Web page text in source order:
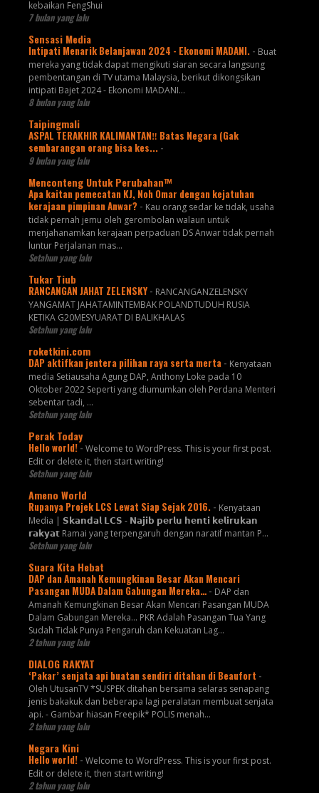
kebaikan FengShui
7 bulan yang lalu
Sensasi Media
Intipati Menarik Belanjawan 2024 - Ekonomi MADANI. - Buat
mereka yang tidak dapat mengikuti siaran secara langsung
pembentangan di TV utama Malaysia, berikut dikongsikan
intipati Bajet 2024 - Ekonomi MADANI...
8 bulan yang lalu
Taipingmali
ASPAL TERAKHIR KALIMANTAN‼️ Batas Negara (Gak
sembarangan orang bisa kes... -
9 bulan yang lalu
Menconteng Untuk Perubahan™
Apa kaitan pemecatan KJ, Noh Omar dengan kejatuhan
kerajaan pimpinan Anwar? - Kau orang sedar ke tidak, usaha
tidak pernah jemu oleh gerombolan walaun untuk
menjahanamkan kerajaan perpaduan DS Anwar tidak pernah
luntur Perjalanan mas...
Setahun yang lalu
Tukar Tiub
RANCANGAN JAHAT ZELENSKY - RANCANGANZELENSKY
YANGAMAT JAHATAMINTEMBAK POLANDTUDUH RUSIA
KETIKA G20MESYUARAT DI BALIKHALAS
Setahun yang lalu
roketkini.com
DAP aktifkan jentera pilihan raya serta merta - Kenyataan
media Setiausaha Agung DAP, Anthony Loke pada 10
Oktober 2022 Seperti yang diumumkan oleh Perdana Menteri
sebentar tadi, …
Setahun yang lalu
Perak Today
Hello world!- Welcome to WordPress. This is your first post.
Edit or delete it, then start writing!
Setahun yang lalu
Ameno World
Rupanya Projek LCS Lewat Siap Sejak 2016. - Kenyataan
Media | 𝗦𝗸𝗮𝗻𝗱𝗮𝗹 𝗟𝗖𝗦 - 𝗡𝗮𝗷𝗶𝗯 𝗽𝗲𝗿𝗹𝘂 𝗵𝗲𝗻𝘁𝗶 𝗸𝗲𝗹𝗶𝗿𝘂𝗸𝗮𝗻
𝗿𝗮𝗸𝘆𝗮𝘁 Ramai yang terpengaruh dengan naratif mantan P...
Setahun yang lalu
Suara Kita Hebat
DAP dan Amanah Kemungkinan Besar Akan Mencari
Pasangan MUDA Dalam Gabungan Mereka… - DAP dan
Amanah Kemungkinan Besar Akan Mencari Pasangan MUDA
Dalam Gabungan Mereka… PKR Adalah Pasangan Tua Yang
Sudah Tidak Punya Pengaruh dan Kekuatan Lag...
2 tahun yang lalu
DIALOG RAKYAT
‘Pakar’ senjata api buatan sendiri ditahan di Beaufort -
Oleh UtusanTV *SUSPEK ditahan bersama selaras senapang
jenis bakakuk dan beberapa lagi peralatan membuat senjata
api. - Gambar hiasan Freepik* POLIS menah...
2 tahun yang lalu
Negara Kini
Hello world! - Welcome to WordPress. This is your first post.
Edit or delete it, then start writing!
2 tahun yang lalu